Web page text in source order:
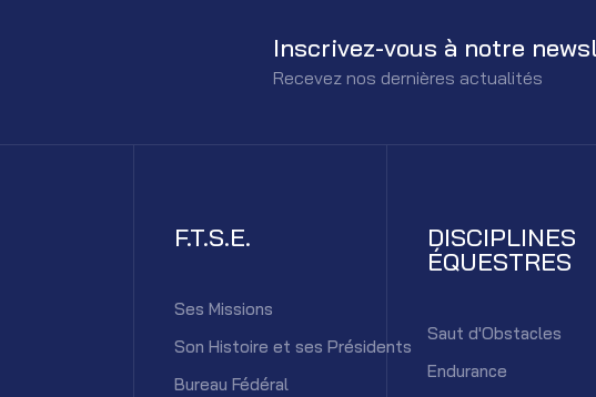
Inscrivez-vous à notre
Recevez nos dernières actualités
F.T.S.E.
Ses Missions
Son Histoire et ses Présidents
Bureau Fédéral
DISCIPLINES
ÉQUESTRES
Saut d'Obstacles
Endurance